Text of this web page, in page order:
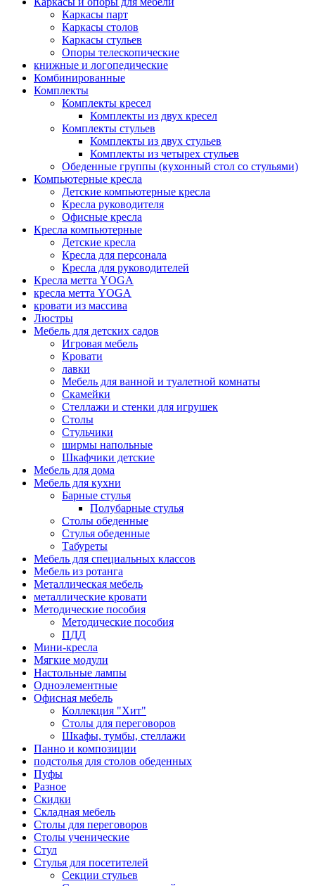
Каркасы парт
Каркасы столов
Каркасы стульев
Опоры телескопические
книжные и логопедические
Комбинированные
Комплекты
Комплекты кресел
Комплекты из двух кресел
Комплекты стульев
Комплекты из двух стульев
Комплекты из четырех стульев
Обеденные группы (кухонный стол со стульями)
Компьютерные кресла
Детские компьютерные кресла
Кресла руководителя
Офисные кресла
Кресла компьютерные
Детские кресла
Кресла для персонала
Кресла для руководителей
Кресла метта YOGA
кресла метта YOGA
кровати из массива
Люстры
Мебель для детских садов
Игровая мебель
Кровати
лавки
Мебель для ванной и туалетной комнаты
Скамейки
Стеллажи и стенки для игрушек
Столы
Стульчики
ширмы напольные
Шкафчики детские
Мебель для дома
Мебель для кухни
Барные стулья
Полубарные стулья
Столы обеденные
Стулья обеденные
Табуреты
Мебель для специальных классов
Мебель из ротанга
Металлическая мебель
металлические кровати
Методические пособия
Методические пособия
ПДД
Мини-кресла
Мягкие модули
Настольные лампы
Одноэлементные
Офисная мебель
Коллекция "Хит"
Столы для переговоров
Шкафы, тумбы, стеллажи
Панно и композиции
подстолья для столов обеденных
Пуфы
Разное
Скидки
Складная мебель
Столы для переговоров
Столы ученические
Стул
Стулья для посетителей
Секции стульев